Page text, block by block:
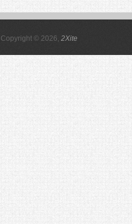
Copyright © 2026, 2Xite